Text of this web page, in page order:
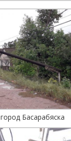
город Басарабяска